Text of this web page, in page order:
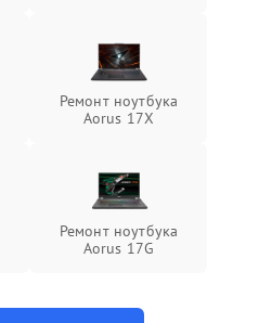
Ремонт ноутбука
Aorus 17X
Ремонт ноутбука
Aorus 17G